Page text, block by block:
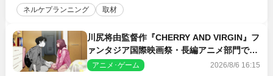
ネルケプランニング 取材
川尻将由監督作『CHERRY AND VIRGIN』フ
ァンタジア国際映画祭・長編アニメ部門で観
客賞・金賞受賞！
アニメ･ゲーム 2026/8/6 16:15